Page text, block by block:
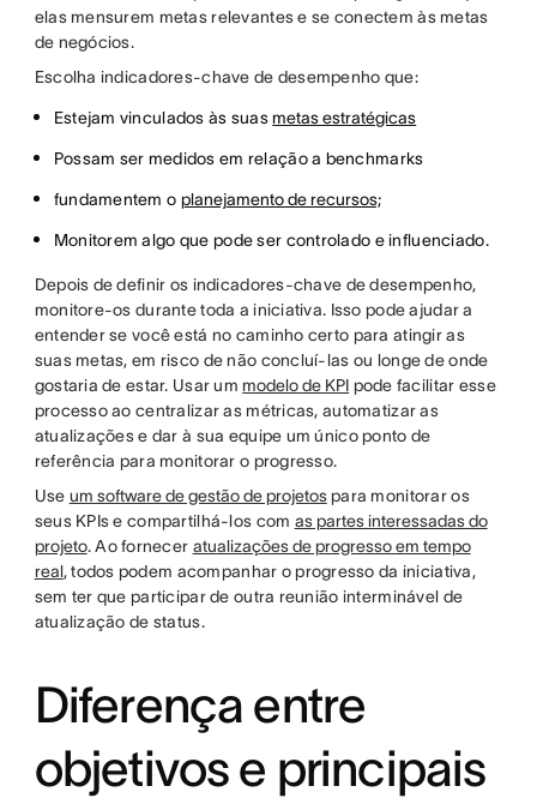
elas mensurem metas relevantes e se conectem às metas
de negócios.
Escolha indicadores-chave de desempenho que:
Estejam vinculados às suasmetas estratégicas
Possam ser medidos em relação a benchmarks
fundamentem o planejamento de recursos;
Monitorem algo que pode ser controlado e influenciado.
Depois de definir os indicadores-chave de desempenho,
monitore-os durante toda a iniciativa. Isso pode ajudar a
entender se você está no caminho certo para atingir as
suas metas, em risco de não concluí-las ou longe de onde
gostaria de estar. Usar um modelo de KPI pode facilitar esse
processo ao centralizar as métricas, automatizar as
atualizações e dar à sua equipe um único ponto de
referência para monitorar o progresso.
Use um software de gestão de projetospara monitorar os
seus KPIs e compartilhá-los com as partes interessadas do
projeto. Ao fornecer atualizações de progresso em tempo
real, todos podem acompanhar o progresso da iniciativa,
sem ter que participar de outra reunião interminável de
atualização de status.
Diferença entre
objetivos e principais